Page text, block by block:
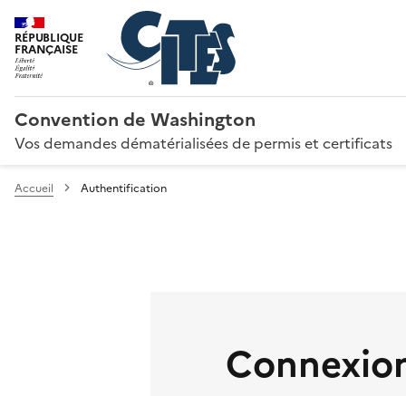
RÉPUBLIQUE
FRANÇAISE
Convention de Washington
Vos demandes dématérialisées de permis et certificats
Accueil Authentification